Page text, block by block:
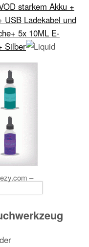
starkem Akku +
USB Ladekabel und
5x 10ML E-
Silber
–